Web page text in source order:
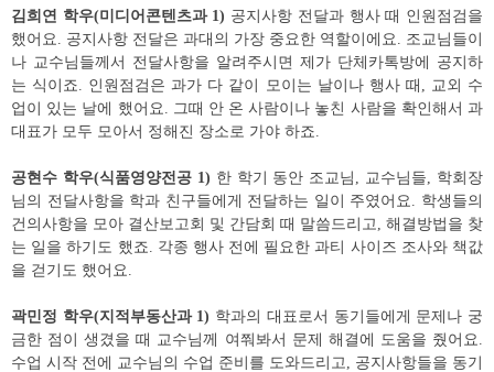
김희연 학우(미디어콘텐츠과 1) 공지사항 전달과 행사 때 인원점검을
했어요. 공지사항 전달은 과대의 가장 중요한 역할이에요. 조교님들이
나 교수님들께서 전달사항을 알려주시면 제가 단체카톡방에 공지하
는 식이죠. 인원점검은 과가 다 같이 모이는 날이나 행사 때 , 교외 수
업이 있는 날에 했어요. 그때 안 온 사람이나 놓친 사람을 확인해서 과
대표가 모두 모아서 정해진 장소로 가야 하죠.
공현수 학우(식품영양전공 1) 한 학기 동안 조교님 , 교수님들, 학회장
님의 전달사항을 학과 친구들에게 전달하는 일이 주였어요. 학생들의
건의사항을 모아 결산보고회 및 간담회 때 말씀드리고, 해결방법을 찾
는 일을 하기도 했죠. 각종 행사 전에 필요한 과티 사이즈 조사와 책값
을 걷기도 했어요.
곽민정 학우(지적부동산과 1) 학과의 대표로서 동기들에게 문제나 궁
금한 점이 생겼을 때 교수님께 여쭤봐서 문제 해결에 도움을 줬어요.
수업 시작 전에 교수님의 수업 준비를 도와드리고, 공지사항들을 동기